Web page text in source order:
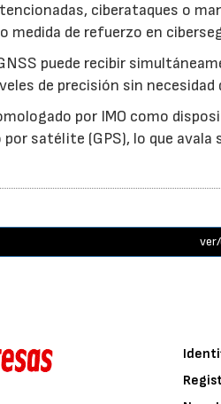
ciberataques o
medida de refuerzo en
puede recibir
de precisión sin necesidad
por IMO como
satélite (GPS), lo que